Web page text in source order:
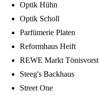
Optik Hühn
Optik Scholl
Parfümerie Platen
Reformhaus Heift
REWE Markt Tönisvorst
Steeg's Backhaus
Street One